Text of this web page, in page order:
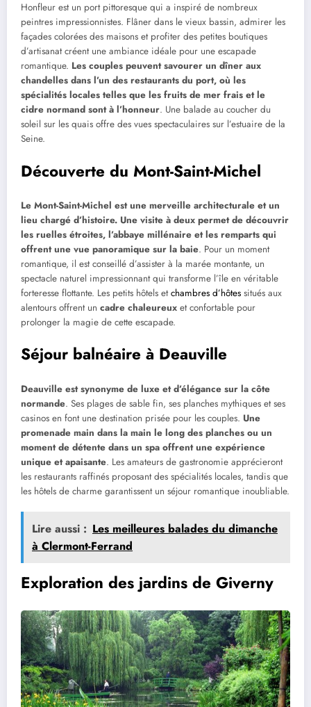
Honfleur est un port pittoresque qui a inspiré de nombreux
peintres impressionnistes. Flâner dans le vieux bassin, admirer les
façades colorées des maisons et profiter des petites boutiques
d’artisanat créent une ambiance idéale pour une escapade
romantique. Les couples peuvent savourer un dîner aux
chandelles dans l’un des restaurants du port, où les
spécialités locales telles que les fruits de mer frais et le
cidre normand sont à l’honneur. Une balade au coucher du
soleil sur les quais offre des vues spectaculaires sur l’estuaire de la
Seine.
Découverte du Mont-Saint-Michel
Le Mont-Saint-Michel est une merveille architecturale et un
lieu chargé d’histoire. Une visite à deux permet de découvrir
les ruelles étroites, l’abbaye millénaire et les remparts qui
offrent une vue panoramique sur la baie. Pour un moment
romantique, il est conseillé d’assister à la marée montante, un
spectacle naturel impressionnant qui transforme l’île en véritable
forteresse flottante. Les petits hôtels etchambres d’hôtes situés aux
alentours offrent un cadre chaleureux et confortable pour
prolonger la magie de cette escapade.
Séjour balnéaire à Deauville
Deauville est synonyme de luxe et d’élégance sur la côte
normande. Ses plages de sable fin, ses planches mythiques et ses
casinos en font une destination prisée pour les couples. Une
promenade main dans la main le long des planches ou un
moment de détente dans un spa offrent une expérience
unique et apaisante. Les amateurs de gastronomie apprécieront
les restaurants raffinés proposant des spécialités locales, tandis que
les hôtels de charme garantissent un séjour romantique inoubliable.
Lire aussi : Les meilleures balades du dimanche
à Clermont-Ferrand
Exploration des jardins de Giverny